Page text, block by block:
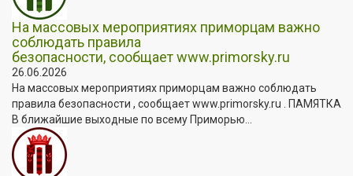
На массовых мероприятиях приморцам важно
соблюдать правила
безопасности, сообщает www.primorsky.ru
26.06.2026
На массовых мероприятиях приморцам важно соблюдать
правила безопасности , сообщает www.primorsky.ru . ПАМЯТКА
В ближайшие выходные по всему Приморью...